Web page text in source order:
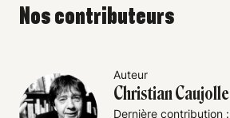
Nos contributeurs
Auteur
Christian Caujolle
Dernière contribution :